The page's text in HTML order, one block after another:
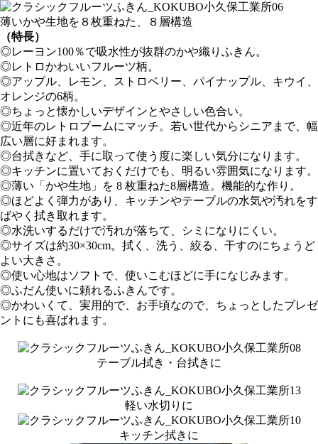
薄いかや生地を８枚重ねた、８層構造
（特長）
◎レーヨン100％で吸水性が抜群のかや織りふきん。
◎レトロかわいいフルーツ柄。
◎アップル、レモン、ストロベリー、パイナップル、キウイ、
オレンジの6柄。
◎ちょっと懐かしいデザインとやさしい色合い。
◎近年のレトロブームにマッチ。若い世代からシニアまで、幅
広い層に好まれます。
◎台拭きなど、手に取って使う度に楽しい気分になります。
◎キッチンに置いておくだけでも、明るい雰囲気になります。
◎薄い「かや生地」を 8 枚重ねた8層構造。機能的な作り。
◎ほどよく弾力があり、キッチンやテーブルの水気や汚れをす
ばやく拭き取れます。
◎水洗いするだけで汚れが落ちて、シミになりにくい。
◎サイズは約30×30cm。拭く、洗う、絞る、干すのにちょうど
よい大きさ。
◎使い心地はソフトで、使いこむほどに手になじみます。
◎ふだん使いに頼れるふきんです。
◎かわいくて、実用的で、お手頃なので、ちょっとしたプレゼ
ントにも喜ばれます。
テーブル拭き・台拭きに
軽い水切りに
キッチン拭きに